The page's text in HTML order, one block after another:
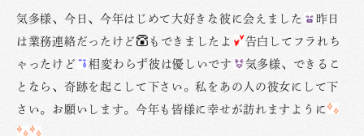
気多様、今日、今年はじめて大好きな彼に会えました
昨日
は業務連絡だったけど
もできましたよ
告白してフラれち
ゃったけど
相変わらず彼は優しいです
気多様、できるこ
となら、奇跡を起こして下さい。私をあの人の彼女にして下
さい。お願いします。今年も皆様に幸せが訪れますように